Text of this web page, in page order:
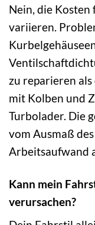
Nein, die
variieren.
zu reparieren
mit Kolben und
Turbolader. Die
vom Ausmaß
Arbeitsaufwand
Kann mein
verursachen?